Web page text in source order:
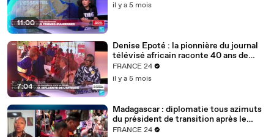
11:00
il y a 5 mois
7:04
Denise Epoté : la pionnière du journal
télévisé africain raconte 40 ans de
carrière
FRANCE 24
il y a 5 mois
Madagascar : diplomatie tous azimuts
du président de transition après le
putsch
FRANCE 24